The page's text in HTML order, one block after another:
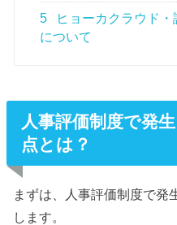
5
ヒョーカクラウド
について
人事評価制度で発
点とは？
まずは、人事評価制度で発
します。